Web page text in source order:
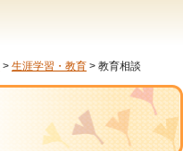
> 生涯学習・教育 > 教育相談